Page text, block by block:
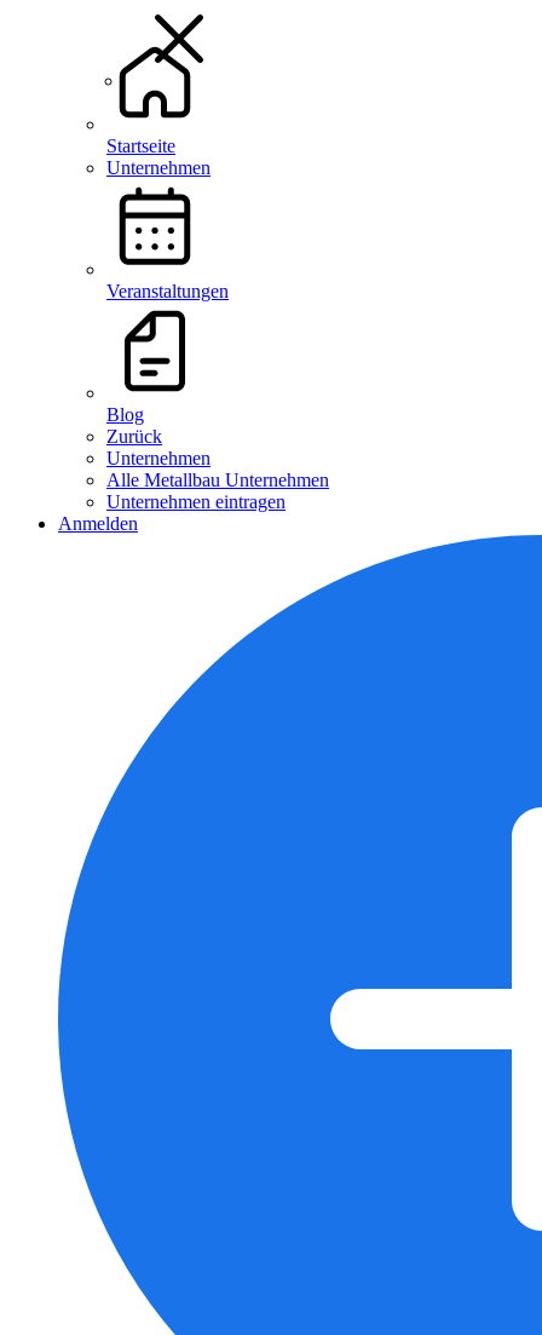
Startseite
Unternehmen
Veranstaltungen
Blog
Zurück
Unternehmen
Alle Metallbau Unternehmen
Unternehmen eintragen
Anmelden